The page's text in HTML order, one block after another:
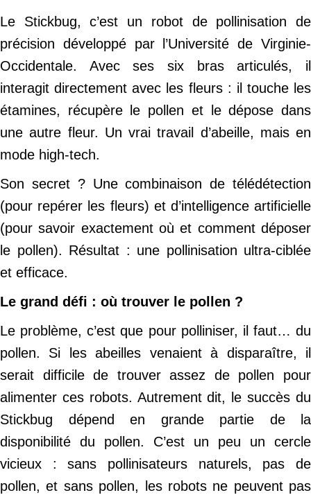
Le Stickbug, c’est un robot de pollinisation de
précision développé par l’Université de Virginie-
Occidentale. Avec ses six bras articulés, il
interagit directement avec les fleurs : il touche les
étamines, récupère le pollen et le dépose dans
une autre fleur. Un vrai travail d’abeille, mais en
mode high-tech.
Son secret ? Une combinaison de télédétection
(pour repérer les fleurs) et d’intelligence artificielle
(pour savoir exactement où et comment déposer
le pollen). Résultat : une pollinisation ultra-ciblée
et efficace.
Le grand défi : où trouver le pollen ?
Le problème, c’est que pour polliniser, il faut… du
pollen. Si les abeilles venaient à disparaître, il
serait difficile de trouver assez de pollen pour
alimenter ces robots. Autrement dit, le succès du
Stickbug dépend en grande partie de la
disponibilité du pollen. C’est un peu un cercle
vicieux : sans pollinisateurs naturels, pas de
pollen, et sans pollen, les robots ne peuvent pas